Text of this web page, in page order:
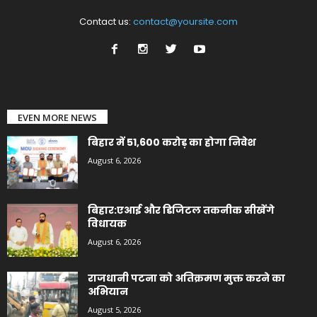
Contact us: contact@yoursite.com
EVEN MORE NEWS
बिहार में 51,600 करोड़ का होगा निवेश
August 6, 2026
बिहार:एआई और डिजिटल तकनीक सीखेंगे
विधायक
August 6, 2026
राजधानी पटना को अतिक्रमण मुक्त करने का
अभियान
August 5, 2026